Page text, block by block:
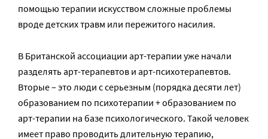
помощью терапии искусством сложные проблемы
вроде детских травм или пережитого насилия.
В Британской ассоциации арт-терапии уже начали
разделять арт-терапевтов и арт-психотерапевтов.
Вторые – это люди с серьезным (порядка десяти лет)
образованием по психотерапии + образованием по
арт-терапии на базе психологического. Такой человек
имеет право проводить длительную терапию,